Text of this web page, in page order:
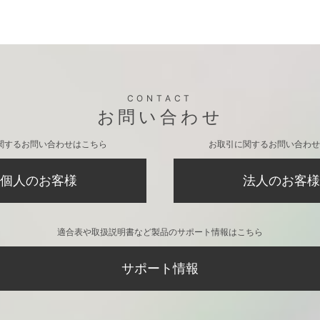
CONTACT
お問い合わせ
するお問い合わせはこちら
個人のお客様
お取引に関するお問い合わ
法人のお客様
適合表や取扱説明書など製品のサポート情報はこちら
サポート情報